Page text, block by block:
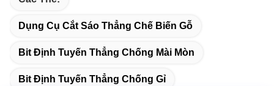
Dụng Cụ Cắt Sáo Thẳng Chế Biến Gỗ
Bit Định Tuyến Thẳng Chống Mài Mòn
Bit Định Tuyến Thẳng Chống Gỉ